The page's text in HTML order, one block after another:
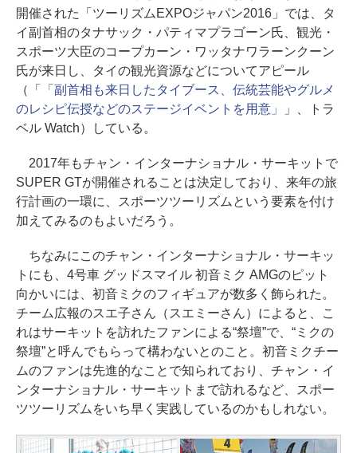
開催された「ツーリズムEXPOジャパン2016」では、タ
イ副首相のタナサック・パティマプラゴーン氏、観光・
スポーツ大臣のコープカーン・ワッタナワラーンクーン
氏が来日し、タイの観光資源などについてアピール
（「
「副首相も来日したタイブース、伝統芸能やグルメ
のレシピ伝授などのステージイベントを用意」
」、トラ
ベル Watch）している。
2017年もチャン・インターナショナル・サーキットで
SUPER GTが開催されることは決定しており、来年の旅
行計画の一環に、スポーツツーリズムという要素を付け
加えてみるのもよいだろう。
ちなみにこのチャン・インターナショナル・サーキッ
トにも、4号車 グッドスマイル 初音ミク AMGのピット
向かいには、初音ミクのフィギュアが数多く飾られた。
チーム広報のスエ子さん（スエミーさん）によると、こ
れはサーキットを訪れたファンによる“祭壇”で、“ミクの
祭壇”と呼んでもらって構わないとのこと。初音ミクチー
ムのファンは先進的なことで知られており、チャン・イ
ンターナショナル・サーキットまで訪れるなど、スポー
ツツーリズムをいち早く実践しているのかもしれない。